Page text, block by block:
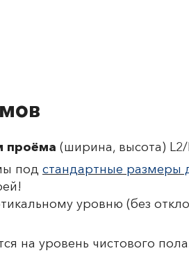
проёма (ширина, высота) L2/
под стандартные размеры
уровню (без
на уровень чистового